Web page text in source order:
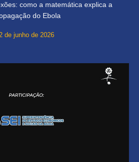
como a matemática explica a
do Ebola
de junho de 2026